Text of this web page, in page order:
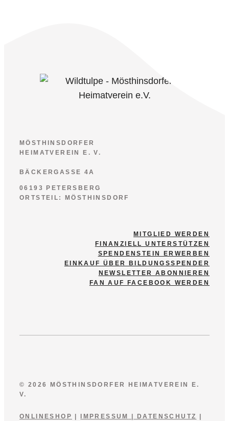
MÖSTHINSDORFER
HEIMATVEREIN E. V.
BÄCKERGASSE 4A
06193 PETERSBERG
ORTSTEIL: MÖSTHINSDORF
MITGLIED WERDEN
FINANZIELL UNTERSTÜTZEN
SPENDENSTEIN ERWERBEN
EINKAUF ÜBER BILDUNGSSPENDER
NEWSLETTER ABONNIEREN
FAN AUF FACEBOOK WERDEN
© 2026 MÖSTHINSDORFER HEIMATVEREIN E.
V.
ONLINESHOP |IMPRESSUM |DATENSCHUTZ |